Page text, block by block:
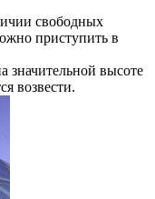
свободных
приступить в
значительной высоте
возвести.